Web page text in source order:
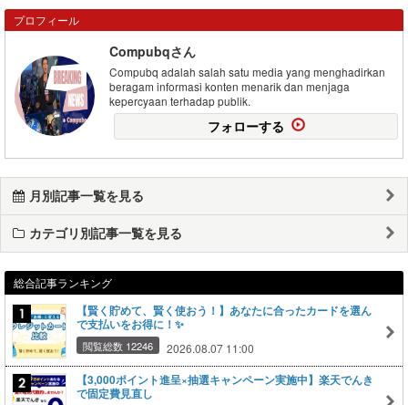
プロフィール
Compubqさん
Compubq adalah salah satu media yang menghadirkan
beragam informasi konten menarik dan menjaga
kepercyaan terhadap publik.
フォローする
月別記事一覧を見る
カテゴリ別記事一覧を見る
総合記事ランキング
【賢く貯めて、賢く使おう！】あなたに合ったカードを選ん
で支払いをお得に！✨
閲覧総数 12246 2026.08.07 11:00
【3,000ポイント進呈×抽選キャンペーン実施中】楽天でんき
で固定費見直し